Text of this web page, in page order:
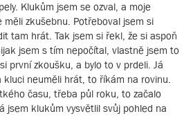
Klukům jsem se ozval, a moje
měli zkušebnu. Potřeboval jsem si
tam hrát. Tak jsem si řekl, že si aspoň
jsem s tím nepočítal, vlastně jsem to
první zkoušku, a bylo to v prdeli. Já
neuměli hrát, to říkám na rovinu.
času, třeba půl roku, to začalo
jsem klukům vysvětlil svůj pohled na